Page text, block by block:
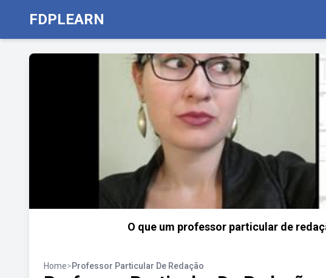
FDPLEARN
O que um professor particular de
Home>Professor Particular De Redação